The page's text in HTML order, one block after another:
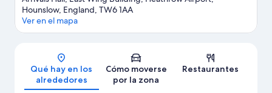
Hounslow, England, TW6 1AA
Ver en el mapa
Qué hay en los
alrededores
Cómo moverse
por la zona
Restaurantes